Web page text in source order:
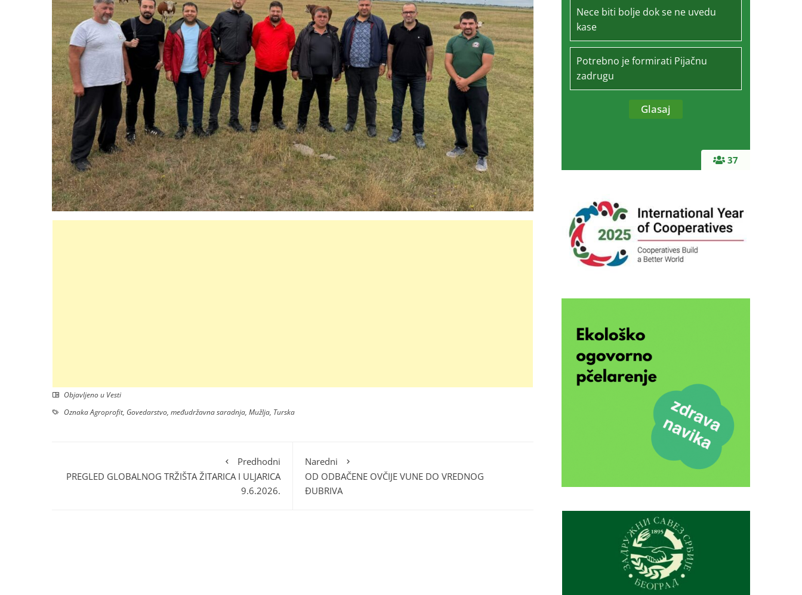
Objavljeno u Vesti
OznakaAgroprofit, Govedarstvo, međudržavna saradnja, Mužlja, Turska
Predhodni
PREGLED GLOBALNOG TRŽIŠTA ŽITARICA I ULJARICA
9.6.2026.
Naredni
OD ODBAČENE OVČIJE VUNE DO VREDNOG
ĐUBRIVA
37
Nece biti bolje dok se ne uvedu
kase
Potrebno je formirati Pijačnu
zadrugu